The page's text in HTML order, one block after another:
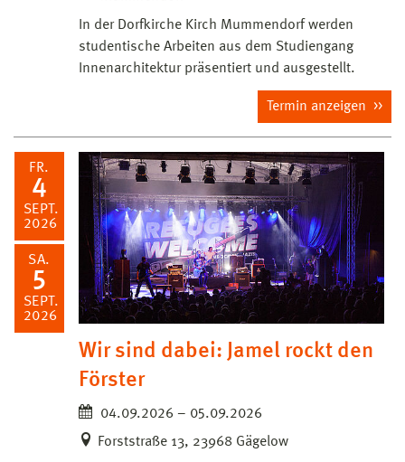
In der Dorfkirche Kirch Mummendorf werden
studentische Arbeiten aus dem Studiengang
Innenarchitektur präsentiert und ausgestellt.
Termin anzeigen
FR.
4
SEPT.
2026
SA.
5
SEPT.
2026
Wir sind dabei: Jamel rockt den
Förster
04.09.2026 – 05.09.2026
Forststraße 13, 23968 Gägelow